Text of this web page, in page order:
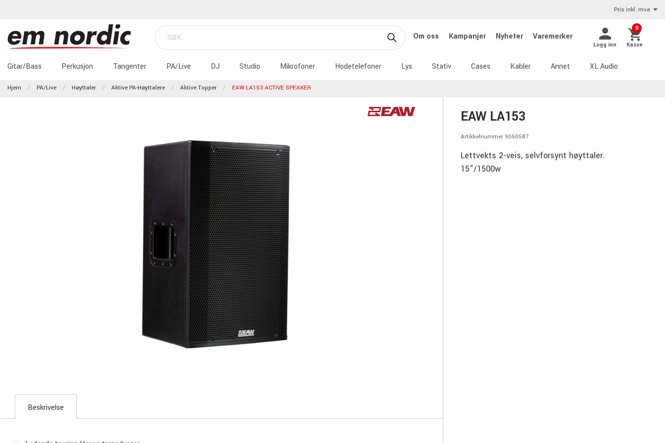
Pris inkl. mva
Om oss Kampanjer Nyheter Varemerker
Logg inn
0
Kasse
Gitar/Bass Perkusjon Tangenter PA/Live DJ Studio Mikrofoner Hodetelefoner Lys Stativ Cases Kabler Annet XL Audio
Hjem PA/Live Høyttaler Aktive PA-Høyttalere Aktive Topper EAW LA153 ACTIVE SPEAKER
EAW LA153
Artikkelnummer 9050587
Lettvekts 2-veis, selvforsynt høyttaler.
15"/1500w
Beskrivelse